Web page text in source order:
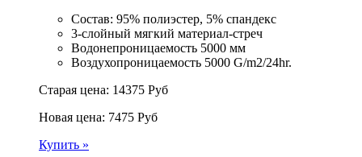
Состав: 95% полиэстер, 5% спандекс
3-слойный мягкий материал-стреч
Водонепроницаемость 5000 мм
Воздухопроницаемость 5000 G/m2/24hr.
Старая цена: 14375 Руб
Новая цена: 7475 Руб
Купить »